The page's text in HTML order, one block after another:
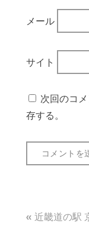
メール
サイト
次回のコ
存する。
投
近畿道の駅